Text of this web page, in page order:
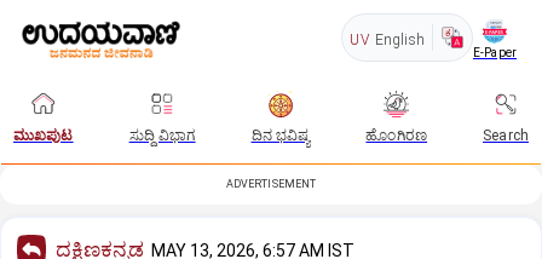
UV English
E-Paper
ಮುಖಪುಟ ಸುದ್ದಿ ವಿಭಾಗ ದಿನ ಭವಿಷ್ಯ ಹೊಂಗಿರಣ Search
ADVERTISEMENT
ದಕ್ಷಿಣಕನ್ನಡ MAY 13, 2026, 6:57 AM IST